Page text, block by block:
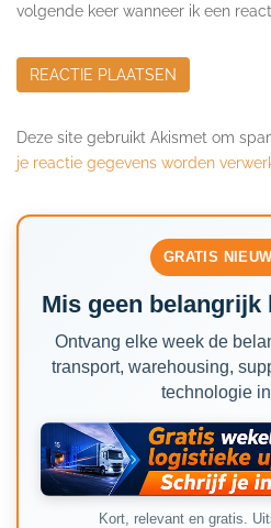
volgende keer wanneer ik een
Deze site gebruikt Akismet om
je reactie gegevens worden
GRATIS
Mis geen
Ontvang elke week de
transport, warehousing,
technologie
Kort, relevant en gratis.